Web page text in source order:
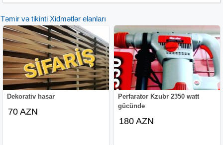
Təmir və tikinti Xidmətlər elanları
Dekorativ hasar
70 AZN
Perfarator Kzubr 2350 watt
gücündə
180 AZN